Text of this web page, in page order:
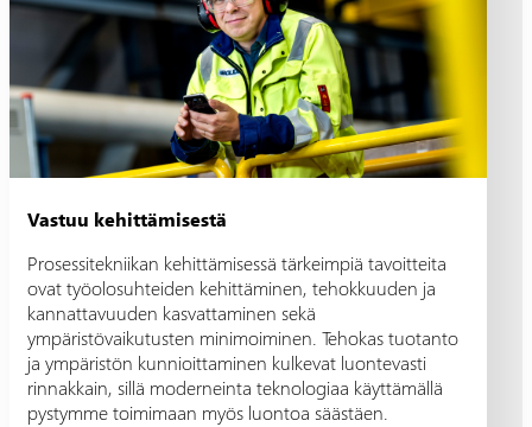
Vastuu kehittämisestä
Prosessitekniikan kehittämisessä tärkeimpiä tavoitteita
ovat työolosuhteiden kehittäminen, tehokkuuden ja
kannattavuuden kasvattaminen sekä
ympäristövaikutusten minimoiminen. Tehokas tuotanto
ja ympäristön kunnioittaminen kulkevat luontevasti
rinnakkain, sillä moderneinta teknologiaa käyttämällä
pystymme toimimaan myös luontoa säästäen.